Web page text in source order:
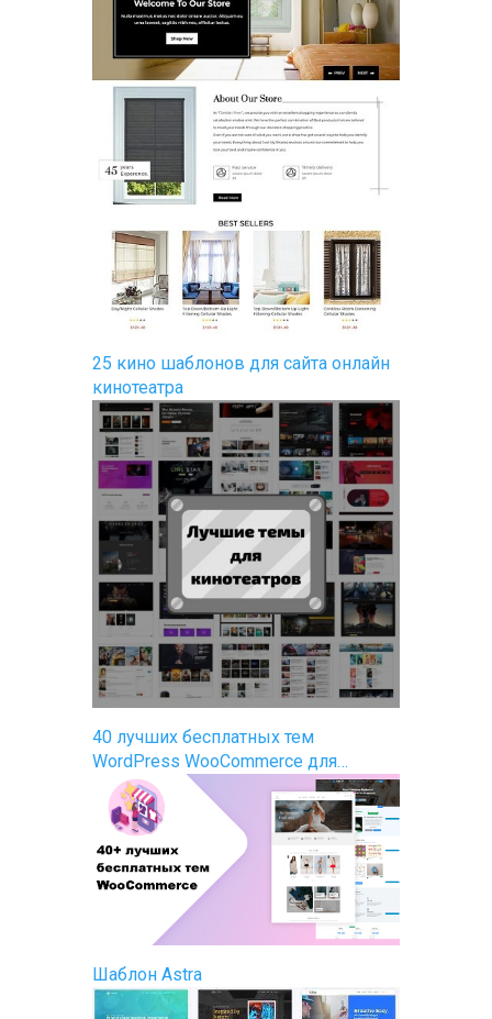
25 кино шаблонов для сайта онлайн
кинотеатра
40 лучших бесплатных тем
WordPress WooCommerce для…
Шаблон Astra